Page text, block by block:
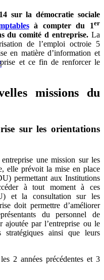
sur la démocratie sociale
à compter du 1er
du comité d entreprise. La
de l’emploi octroie 5
en matière d’information et
et ce fin de renforcer le
missions du
sur les orientations
une mission sur les
elle prévoit la mise en place
permettant aux Institutions
à tout moment à ces
et la consultation sur les
doit permettre d’améliorer
du personnel de
par l’entreprise ou le
ainsi que leurs
2 années précédentes et 3